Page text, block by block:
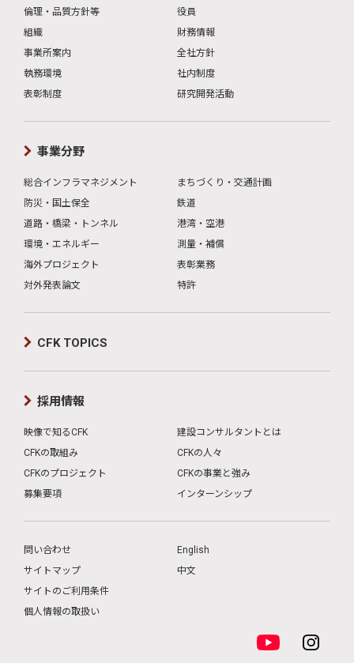
倫理・品質方針等
役員
組織
財務情報
事業所案内
全社方針
執務環境
社内制度
表彰制度
研究開発活動
事業分野
総合インフラマネジメント
まちづくり・交通計画
防災・国土保全
鉄道
道路・橋梁・トンネル
港湾・空港
環境・エネルギー
測量・補償
海外プロジェクト
表彰業務
対外発表論文
特許
CFK TOPICS
採用情報
映像で知るCFK
建設コンサルタントとは
CFKの取組み
CFKの人々
CFKのプロジェクト
CFKの事業と強み
募集要項
インターンシップ
問い合わせ
サイトマップ
サイトのご利用条件
個人情報の取扱い
English
中文